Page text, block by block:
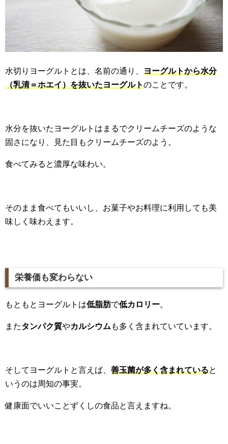
水切りヨーグルトとは、名前の通り、 ヨーグルトから水分
（乳清＝ホエイ）を抜いたヨーグルトのことです。
水分を抜いたヨーグルトはまるでクリームチーズのような
固さになり、見た目もクリームチーズのよう。
食べてみると濃厚な味わい。
そのまま食べてもいいし、お菓子やお料理に利用しても美
味しく味わえます。
栄養価も変わらない
もともとヨーグルトは低脂肪で低カロリー。
またタンパク質やカルシウム も多く含まれていています。
そしてヨーグルトと言えば、 善玉菌が多く含まれていると
いうのは周知の事実。
健康面でいいことずくしの食品と言えますね。